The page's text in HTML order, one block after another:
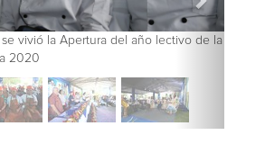
se vivió la Apertura del año lectivo de la
2020